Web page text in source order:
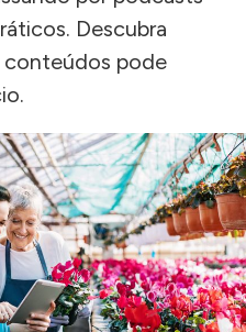
Descubra
conteúdos pode